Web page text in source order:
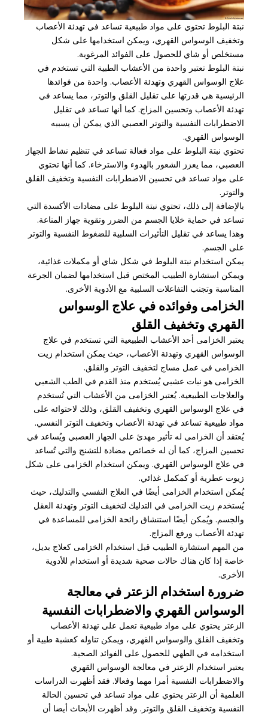
نبتة البلوط تحتوي على مواد طبيعية تساعد في تهدئة الأعصاب
وتخفيف الوسواس القهري، ويمكن استخدامها على شكل
مستخلص أو شاي للحصول على الفوائد المرغوبة.
نبتة البلوط تعتبر واحدة من الأعشاب الطبية التي تستخدم في
علاج الوسواس القهري وتهدئة الأعصاب. واحدة من فوائدها
الرئيسية هي قدرتها على تقليل القلق والتوتر، مما يساعد في
تهدئة الأعصاب وتحسين المزاج. كما أنها تساعد في تقليل
الاضطرابات النفسية والتوتر العصبي الذي يمكن أن يسببه
الوسواس القهري.
تحتوي نبتة البلوط على مواد فعالة تساعد في تنظيم نشاط الجهاز
العصبي، مما يعزز الشعور بالهدوء والاسترخاء. كما أنها تحتوي
على مواد تساعد في تحسين الاضطرابات النفسية وتخفيف القلق
والتوتر.
بالإضافة إلى ذلك، تحتوي نبتة البلوط على مضادات الأكسدة التي
تساعد في حماية خلايا الجسم من الضرر وتقوية جهاز المناعة.
وهذا يساعد في تقليل التأثيرات السلبية للضغوط النفسية والتوتر
على الجسم.
يمكن استخدام نبتة البلوط في شكل شاي أو مكملات غذائية،
ويمكن استشارة الطبيب المختص قبل استخدامها لضمان الجرعة
المناسبة وتجنب التفاعلات السلبية مع الأدوية الأخرى.
الخزامى وفوائده في علاج الوسواس
القهري وتخفيف القلق
يعتبر الخزامى أحد الأعشاب الطبيعية التي تستخدم في علاج
الوسواس القهري وتهدئة الأعصاب، حيث يمكن استخدام زيت
الخزامى في عمل مساج لتخفيف التوتر والقلق.
الخزامى هو نبات عشبي يُستخدم منذ القدم في الطب الشعبي
والعلاجات الطبيعية. يُعتبر الخزامى من الأعشاب التي تُستخدم
في علاج الوسواس القهري وتخفيف القلق، وذلك لاحتوائه على
مواد طبيعية تساعد في تهدئة الأعصاب وتخفيف التوتر النفسي.
يُعتقد أن الخزامى له تأثير مهدئ على الجهاز العصبي ويُساعد في
تحسين المزاج، كما أن له خصائص مضادة للتشنج والتي تُساعد
في علاج الوسواس القهري. ويمكن استخدام الخزامى على شكل
زيوت عطرية أو كمكمل غذائي.
يُمكن استخدام الخزامى أيضًا في العلاج النفسي والتدليك، حيث
يُستخدم زيت الخزامى في التدليك لتخفيف التوتر وتهدئة العقل
والجسم. ويُمكن أيضًا استنشاق رائحة الخزامى للمساعدة في
تهدئة الأعصاب ورفع المزاج.
من المهم استشارة الطبيب قبل استخدام الخزامى كعلاج بديل،
خاصة إذا كان هناك حالات صحية شديدة أو استخدام للأدوية
الأخرى.
ضرورة استخدام الزعتر في معالجة
الوسواس القهري والاضطرابات النفسية
الزعتر يحتوي على مواد طبيعية تعمل على تهدئة الأعصاب
وتخفيف القلق والوسواس القهري، ويمكن تناوله كعشبة طبية أو
استخدامه في الطهي للحصول على الفوائد الصحية.
يعتبر استخدام الزعتر في معالجة الوسواس القهري
والاضطرابات النفسية أمرا مهما وفعالا. فقد أظهرت الدراسات
العلمية أن الزعتر يحتوي على مواد تساعد في تحسين الحالة
النفسية وتخفيف القلق والتوتر. وقد أظهرت الأبحاث أيضا أن